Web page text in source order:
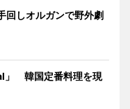
しオルガンで野外劇
」 韓国定番料理を現